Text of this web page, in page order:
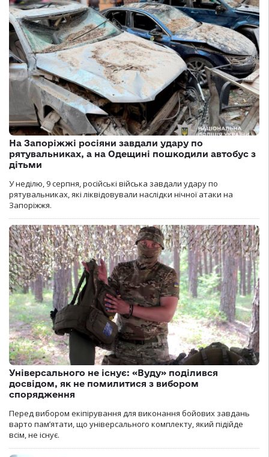
На Запоріжжі росіяни завдали удару по
рятувальниках, а на Одещині пошкодили автобус з
дітьми
У неділю, 9 серпня, російські війська завдали удару по
рятувальниках, які ліквідовували наслідки нічної атаки на
Запоріжжя.
Універсального не існує: «Вуду» поділився
досвідом, як не помилитися з вибором
спорядження
Перед вибором екіпірування для виконання бойових завдань
варто пам’ятати, що універсального комплекту, який підійде
всім, не існує.